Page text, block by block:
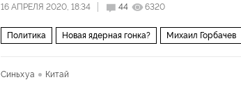
16 АПРЕЛЯ 2020, 18:34 44 6320
Политика Новая ядерная гонка? Михаил Горбачев
Синьхуа Китай